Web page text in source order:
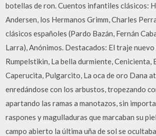
botellas de ron. Cuentos infantiles clásicos:
Andersen, los Hermanos Grimm, Charles
clásicos españoles (Pardo Bazán, Fernán
Larra), Anónimos. Destacados: El traje nuevo
Rumpelstikin, La bella durmiente, Cenicienta,
Caperucita, Pulgarcito, La oca de oro Dana
enredándose con los arbustos, tropezando
apartando las ramas a manotazos, sin
raspones y magulladuras que marcaban su
campo abierto la última uña de sol se